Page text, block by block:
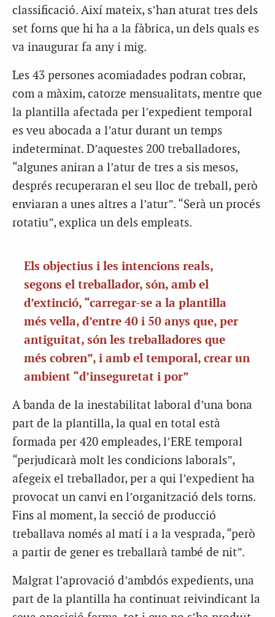
classificació. Així mateix, s’han aturat tres dels
set forns que hi ha a la fàbrica, un dels quals es
va inaugurar fa any i mig.
Les 43 persones acomiadades podran cobrar,
com a màxim, catorze mensualitats, mentre que
la plantilla afectada per l’expedient temporal
es veu abocada a l’atur durant un temps
indeterminat. D’aquestes 200 treballadores,
“algunes aniran a l’atur de tres a sis mesos,
després recuperaran el seu lloc de treball, però
enviaran a unes altres a l’atur”. “Serà un procés
rotatiu”, explica un dels empleats.
Els objectius i les intencions reals,
segons el treballador, són, amb el
d’extinció, “carregar-se a la plantilla
més vella, d’entre 40 i 50 anys que, per
antiguitat, són les treballadores que
més cobren”, i amb el temporal, crear un
ambient “d’inseguretat i por”
A banda de la inestabilitat laboral d’una bona
part de la plantilla, la qual en total està
formada per 420 empleades, l’ERE temporal
“perjudicarà molt les condicions laborals”,
afegeix el treballador, per a qui l’expedient ha
provocat un canvi en l’organització dels torns.
Fins al moment, la secció de producció
treballava només al matí i a la vesprada, “però
a partir de gener es treballarà també de nit”.
Malgrat l’aprovació d’ambdós expedients, una
part de la plantilla ha continuat reivindicant la